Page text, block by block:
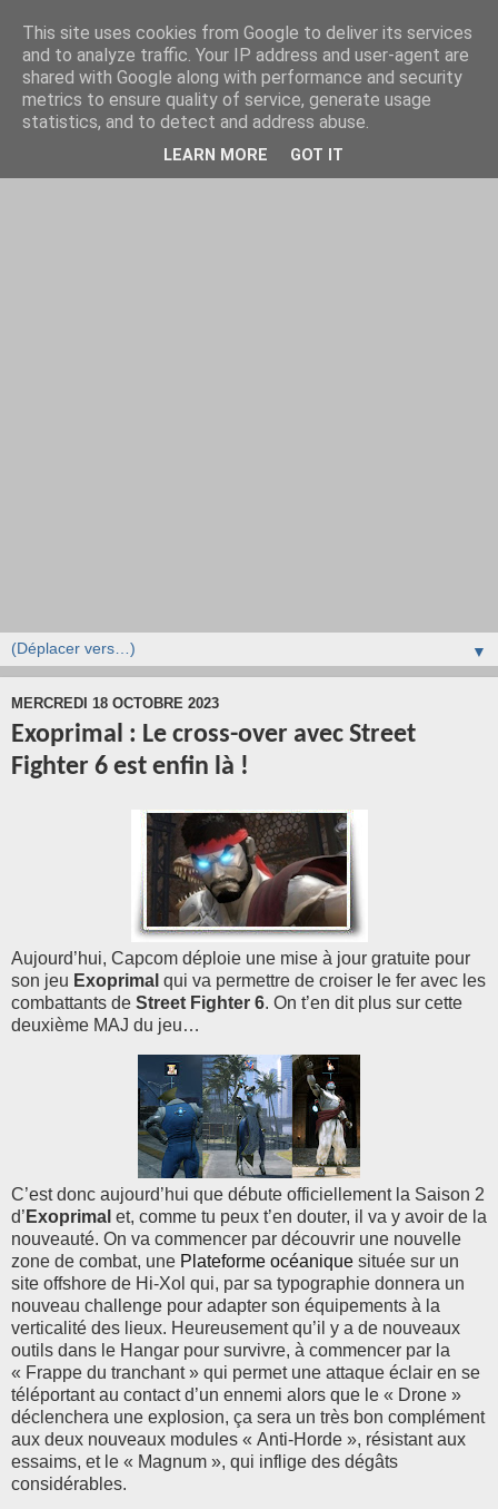
▼
MERCREDI 18 OCTOBRE 2023
Exoprimal : Le cross-over avec Street
Fighter 6 est enfin là !
Aujourd’hui, Capcom déploie une mise à jour gratuite pour
son jeu Exoprimal qui va permettre de croiser le fer avec les
combattants de Street Fighter 6. On t’en dit plus sur cette
deuxième MAJ du jeu…
C’est donc aujourd’hui que débute officiellement la Saison 2
d’ Exoprimal et, comme tu peux t’en douter, il va y avoir de la
nouveauté. On va commencer par découvrir une nouvelle
zone de combat, une Plateforme océanique située sur un
site offshore de Hi-Xol qui, par sa typographie donnera un
nouveau challenge pour adapter son équipements à la
verticalité des lieux. Heureusement qu’il y a de nouveaux
outils dans le Hangar pour survivre, à commencer par la
« Frappe du tranchant » qui permet une attaque éclair en se
téléportant au contact d’un ennemi alors que le « Drone »
déclenchera une explosion, ça sera un très bon complément
aux deux nouveaux modules « Anti-Horde », résistant aux
essaims, et le « Magnum », qui inflige des dégâts
considérables.
This site uses cookies from Google to deliver its services
and to analyze traffic. Your IP address and user-agent are
shared with Google along with performance and security
metrics to ensure quality of service, generate usage
statistics, and to detect and address abuse.
LEARN MORE GOT IT